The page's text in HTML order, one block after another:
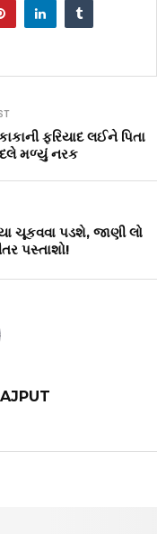
ફરિયાદ લઈને પિતા
મળ્યું નરક
ચૂકવવા પડશે, જાણી લો
પસ્તાશો!